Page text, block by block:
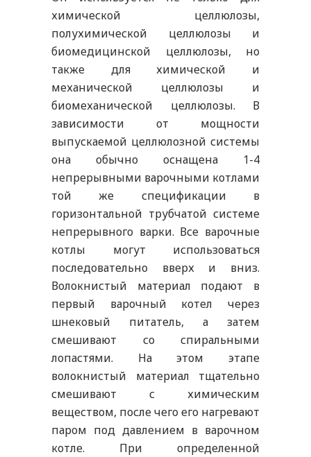
химической целлюлозы,
полухимической целлюлозы и
биомедицинской целлюлозы, но
также для химической и
механической целлюлозы и
биомеханической целлюлозы. В
зависимости от мощности
выпускаемой целлюлозной системы
она обычно оснащена 1-4
непрерывными варочными котлами
той же спецификации в
горизонтальной трубчатой системе
непрерывного варки. Все варочные
котлы могут использоваться
последовательно вверх и вниз.
Волокнистый материал подают в
первый варочный котел через
шнековый питатель, а затем
смешивают со спиральными
лопастями. На этом этапе
волокнистый материал тщательно
смешивают с химическим
веществом, после чего его нагревают
паром под давлением в варочном
котле. При определенной